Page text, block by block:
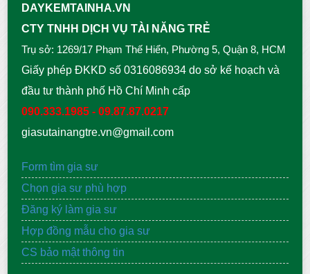
DAYKEMTAINHA.VN
CTY TNHH DỊCH VỤ TÀI NĂNG TRẺ
Trụ sở: 1269/17 Phạm Thế Hiển, Phường 5, Quận 8, HCM
Giấy phép ĐKKD số 0316086934 do sở kế hoạch và
đầu tư thành phố Hồ Chí Minh cấp
090.333.1985 - 09.87.87.0217
giasutainangtre.vn@gmail.com
Form tìm gia sư
Chọn gia sư phù hợp
Đăng ký làm gia sư
Hợp đồng mẫu cho gia sư
CS bảo mật thông tin